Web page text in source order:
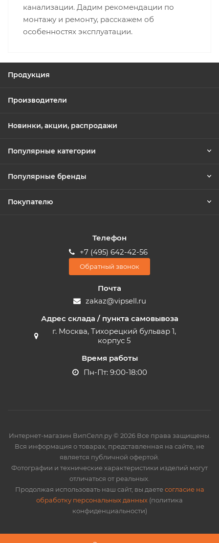
канализации. Дадим рекомендации по
монтажу и ремонту, расскажем об
особенностях эксплуатации.
Продукция
Производители
Новинки, акции, распродажи
Популярные категории
Популярные бренды
Покупателю
Телефон
+7 (495) 642-42-56
Обратный звонок
Почта
zakaz@vipsell.ru
Адрес склада / пункта самовывоза
г. Москва, Тихорецкий бульвар 1,
корпус 5
Время работы
Пн-Пт: 9:00-18:00
Интернет-магазин ВипСелл.ру © 2026 Все права защищены.
Вся информация о товарах, представленная на сайте, не
является публичной офертой.
Фотографии и технические характеристики изделий могут
отличаться от реальных.
Продолжая использовать наш сайт, вы даетесогласие на
обработку персональных данных (политика
конфиденциальности)